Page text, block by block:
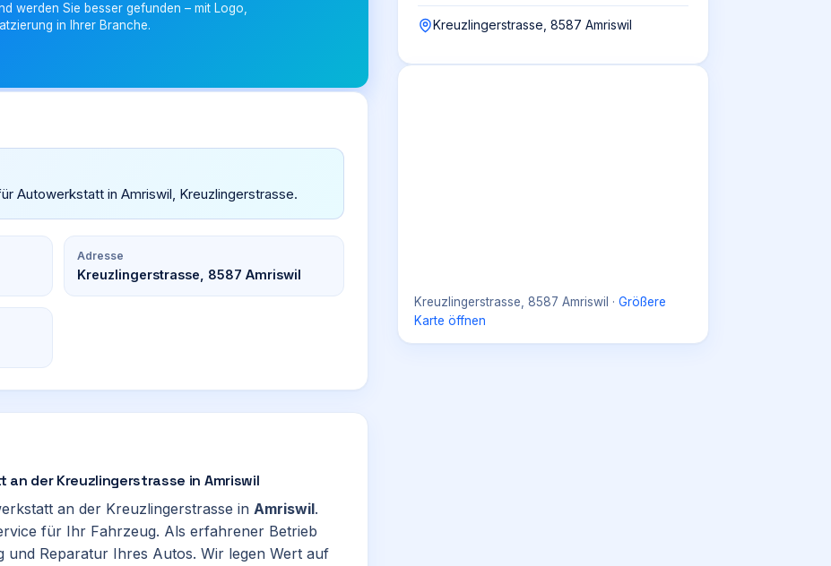
werden Sie besser gefunden – mit Logo,
in Ihrer Branche.
Autowerkstatt in Amriswil, Kreuzlingerstrasse.
Adresse
Kreuzlingerstrasse, 8587 Amriswil
der Kreuzlingerstrasse in Amriswil
an der Kreuzlingerstrasse in Amriswil.
für Ihr Fahrzeug. Als erfahrener Betrieb
und Reparatur Ihres Autos. Wir legen Wert auf
Kreuzlingerstrasse, 8587 Amriswil
Kreuzlingerstrasse, 8587 Amriswil · Größere
Karte öffnen